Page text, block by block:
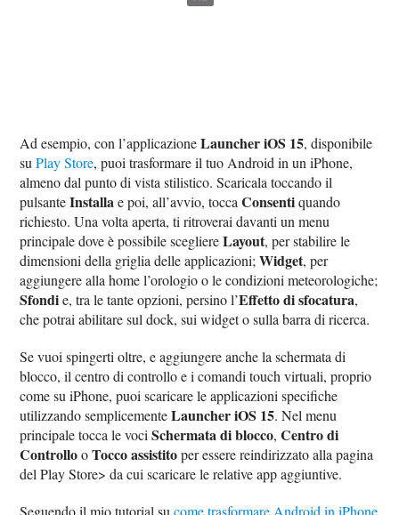
Ad esempio, con l’applicazioneLauncher iOS 15, disponibile
suPlay Store, puoi trasformare il tuo Android in un iPhone,
almeno dal punto di vista stilistico. Scaricala toccando il
pulsanteInstallae poi, all’avvio, toccaConsentiquando
richiesto. Una volta aperta, ti ritroverai davanti un menu
principale dove è possibile scegliereLayout, per stabilire le
dimensioni della griglia delle applicazioni;Widget, per
aggiungere alla home l’orologio o le condizioni meteorologiche;
Sfondie, tra le tante opzioni, persino l’Effetto di sfocatura,
che potrai abilitare sul dock, sui widget o sulla barra di ricerca.
Se vuoi spingerti oltre, e aggiungere anche la schermata di
blocco, il centro di controllo e i comandi touch virtuali, proprio
come su iPhone, puoi scaricare le applicazioni specifiche
utilizzando semplicementeLauncher iOS 15. Nel menu
principale tocca le vociSchermata di blocco,Centro di
ControllooTocco assistitoper essere reindirizzato alla pagina
del Play Store> da cui scaricare le relative app aggiuntive.
Seguendo il mio tutorial sucome trasformare Android in iPhone